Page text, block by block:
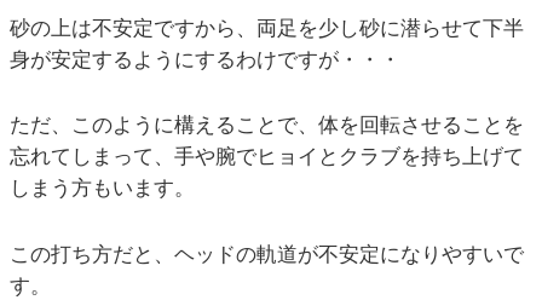
砂の上は不安定ですから、両足を少し砂に潜らせて下半
身が安定するようにするわけですが・・・
ただ、このように構えることで、体を回転させることを
忘れてしまって、手や腕でヒョイとクラブを持ち上げて
しまう方もいます。
この打ち方だと、ヘッドの軌道が不安定になりやすいで
す。